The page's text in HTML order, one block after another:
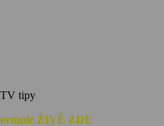
TV tipy
ŽIVĚ ZDE